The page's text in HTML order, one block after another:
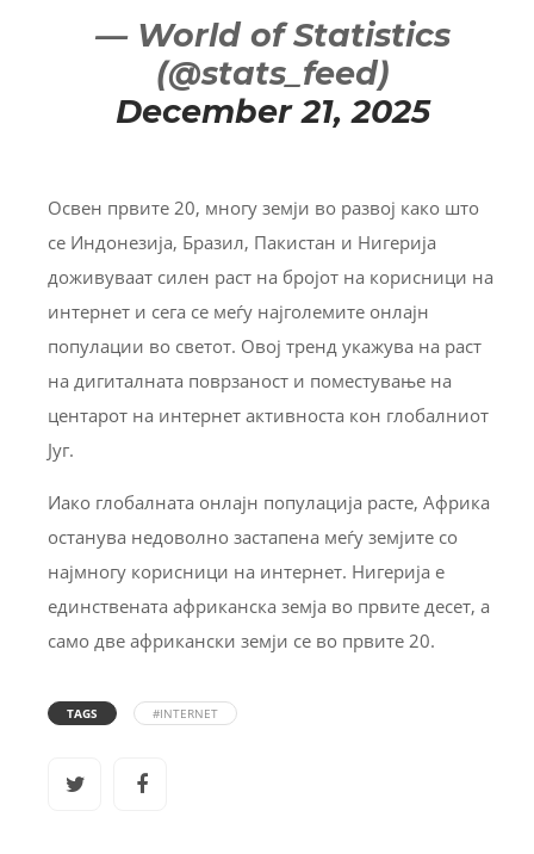
— World of Statistics
(@stats_feed)
December 21, 2025
Освен првите 20, многу земји во развој како што
се Индонезија, Бразил, Пакистан и Нигерија
доживуваат силен раст на бројот на корисници на
интернет и сега се меѓу најголемите онлајн
популации во светот. Овој тренд укажува на раст
на дигиталната поврзаност и поместување на
центарот на интернет активноста кон глобалниот
Југ.
Иако глобалната онлајн популација расте, Африка
останува недоволно застапена меѓу земјите со
најмногу корисници на интернет. Нигерија е
единствената африканска земја во првите десет, а
само две африкански земји се во првите 20.
TAGS #INTERNET